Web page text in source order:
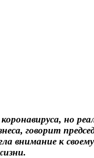
но
говорит
внимание к